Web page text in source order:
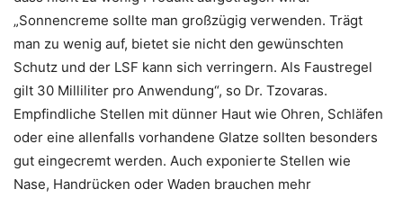
„Sonnencreme sollte man großzügig verwenden. Trägt
man zu wenig auf, bietet sie nicht den gewünschten
Schutz und der LSF kann sich verringern. Als Faustregel
gilt 30 Milliliter pro Anwendung“, so Dr. Tzovaras.
Empfindliche Stellen mit dünner Haut wie Ohren, Schläfen
oder eine allenfalls vorhandene Glatze sollten besonders
gut eingecremt werden. Auch exponierte Stellen wie
Nase, Handrücken oder Waden brauchen mehr